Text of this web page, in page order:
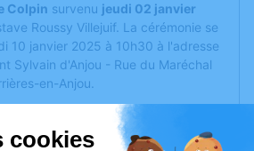
Colpin survenu jeudi 02 janvier
Roussy Villejuif. La cérémonie se
10 janvier 2025 à 10h30 à l'adresse
Sylvain d'Anjou - Rue du Maréchal
en-Anjou.
à recueillir vos condoléances
passé.